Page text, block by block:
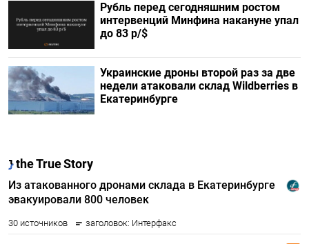
Рубль перед сегодняшним ростом
интервенций Минфина накануне упал
до 83 р/$
Украинские дроны второй раз за две
недели атаковали склад Wildberries в
Екатеринбурге